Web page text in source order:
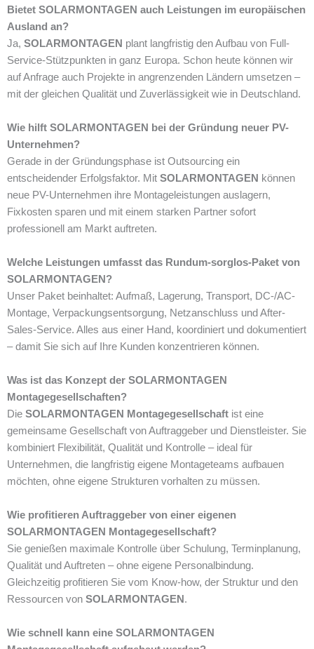
Bietet SOLARMONTAGEN auch Leistungen im europäischen
Ausland an?
Ja, SOLARMONTAGEN plant langfristig den Aufbau von Full-
Service-Stützpunkten in ganz Europa. Schon heute können wir
auf Anfrage auch Projekte in angrenzenden Ländern umsetzen –
mit der gleichen Qualität und Zuverlässigkeit wie in Deutschland.
Wie hilft SOLARMONTAGEN bei der Gründung neuer PV-
Unternehmen?
Gerade in der Gründungsphase ist Outsourcing ein
entscheidender Erfolgsfaktor. Mit SOLARMONTAGEN können
neue PV-Unternehmen ihre Montageleistungen auslagern,
Fixkosten sparen und mit einem starken Partner sofort
professionell am Markt auftreten.
Welche Leistungen umfasst das Rundum-sorglos-Paket von
SOLARMONTAGEN?
Unser Paket beinhaltet: Aufmaß, Lagerung, Transport, DC-/AC-
Montage, Verpackungsentsorgung, Netzanschluss und After-
Sales-Service. Alles aus einer Hand, koordiniert und dokumentiert
– damit Sie sich auf Ihre Kunden konzentrieren können.
Was ist das Konzept der SOLARMONTAGEN
Montagegesellschaften?
Die SOLARMONTAGEN Montagegesellschaft ist eine
gemeinsame Gesellschaft von Auftraggeber und Dienstleister. Sie
kombiniert Flexibilität, Qualität und Kontrolle – ideal für
Unternehmen, die langfristig eigene Montageteams aufbauen
möchten, ohne eigene Strukturen vorhalten zu müssen.
Wie profitieren Auftraggeber von einer eigenen
SOLARMONTAGEN Montagegesellschaft?
Sie genießen maximale Kontrolle über Schulung, Terminplanung,
Qualität und Auftreten – ohne eigene Personalbindung.
Gleichzeitig profitieren Sie vom Know-how, der Struktur und den
Ressourcen von SOLARMONTAGEN .
Wie schnell kann eine SOLARMONTAGEN